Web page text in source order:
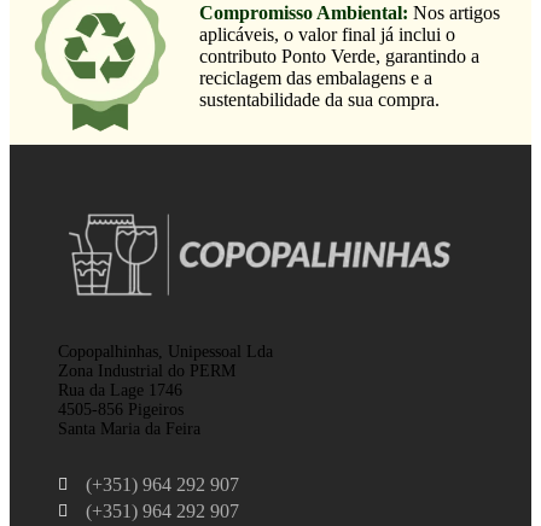
Compromisso Ambiental: Nos artigos
aplicáveis, o valor final já inclui o
contributo Ponto Verde, garantindo a
reciclagem das embalagens e a
sustentabilidade da sua compra.
Copopalhinhas, Unipessoal Lda
Zona Industrial do PERM
Rua da Lage 1746
4505-856 Pigeiros
Santa Maria da Feira
(+351) 964 292 907
(+351) 964 292 907